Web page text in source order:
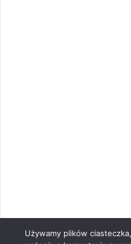
Używamy plików